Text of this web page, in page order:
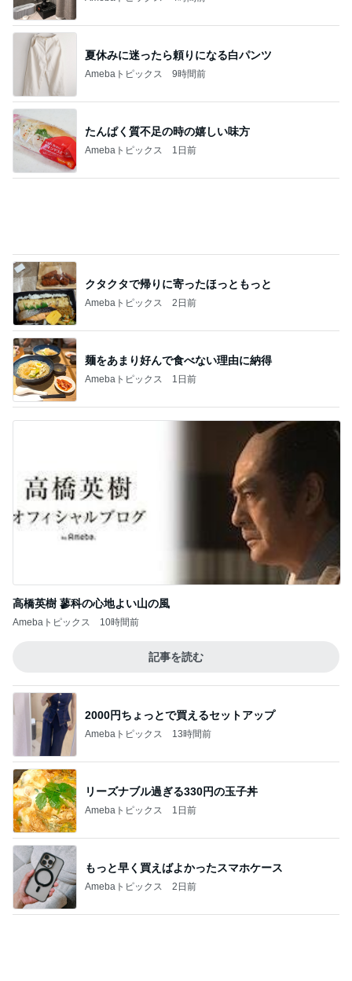
リーズナブル過ぎる330円の玉子丼
Amebaトピックス 1日前
もっと早く買えばよかったスマホケース
Amebaトピックス 2日前
爽やか後味が最高な大人のスイーツ
Amebaトピックス 1日前
案内係を信じ乗った別の方面電車
Amebaトピックス
Amebaトピックス 12時間前
親友からもらいリピ買いした物
Amebaトピックス 1日前
楽屋帰りの人と乗ったエレベーター
Amebaトピックス 20時間前